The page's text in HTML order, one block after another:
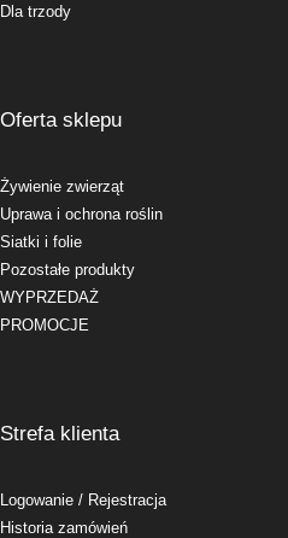
Dla trzody
Oferta sklepu
Żywienie zwierząt
Uprawa i ochrona roślin
Siatki i folie
Pozostałe produkty
WYPRZEDAŻ
PROMOCJE
Strefa klienta
Logowanie / Rejestracja
Historia zamówień